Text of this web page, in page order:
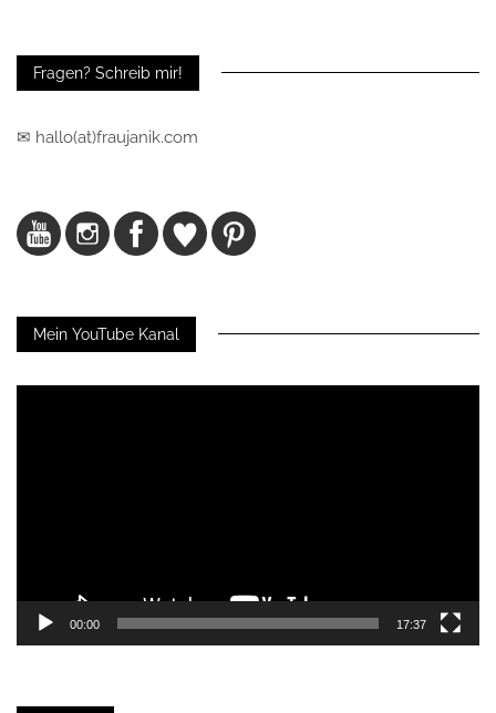
Fragen? Schreib mir!
✉ hallo(at)fraujanik.com
Mein YouTube Kanal
00:00 17:37